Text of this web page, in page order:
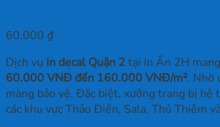
60.000 ₫
Dịch vụ in decal Quận 2tại In Ấn 2H
60.000 VNĐ đến 160.000 VNĐ/m². Nhờ
màng bảo vệ. Đặc biệt, xưởng trang bị
các khu vực Thảo Điền, Sala, Thủ Thiêm